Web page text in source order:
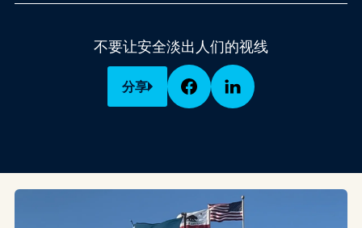
不要让安全淡出人们的视线
分享